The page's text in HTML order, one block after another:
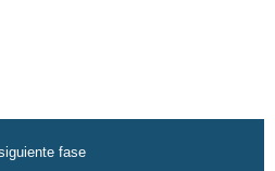
fase